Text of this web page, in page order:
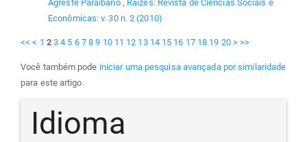
Agreste Paraibano , Raízes: Revista de Ciências Sociais e
Econômicas: v. 30 n. 2 (2010)
<< < 1 2 3 4 5 6 7 8 9 10 11 12 13 14 15 16 17 18 19 20 > >>
Você também pode iniciar uma pesquisa avançada por similaridade
para este artigo.
Idioma